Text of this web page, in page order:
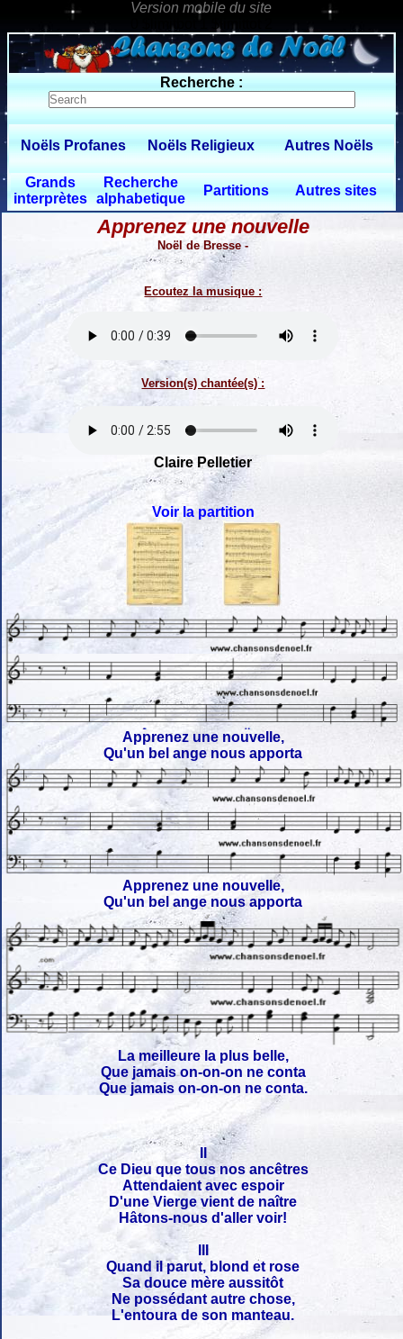
0 $limitbot 1 $limittot 2
Recherche :
Noëls Profanes Noëls Religieux Autres Noëls
Grands
interprètes
Recherche
alphabetique
Partitions Autres sites
Apprenez une nouvelle
Noël de Bresse -
Ecoutez la musique :
Version(s) chantée(s) :
Claire Pelletier
Voir la partition
Apprenez une nouvelle,
Qu'un bel ange nous apporta
Apprenez une nouvelle,
Qu'un bel ange nous apporta
La meilleure la plus belle,
Que jamais on-on-on ne conta
Que jamais on-on-on ne conta.
II
Ce Dieu que tous nos ancêtres
Attendaient avec espoir
D'une Vierge vient de naître
Hâtons-nous d'aller voir!
Quand il parut, blond et rose
Sa douce mère aussitôt
Ne possédant autre chose,
L'entoura de son manteau.